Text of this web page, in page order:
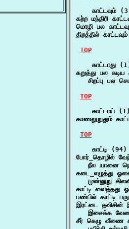
காட்டவும்
கற்ற மந்திரி
மொழி பல
திறத்தில்
TOP
காட்டாது
கறுத்து பல கடிய
சிறப்பு பல
TOP
காட்டாய்
காணலுறுதும்
TOP
    காட்டி (94)
போர்_தொழில்
நீல யானை
கடை_எழுத்து
முன்னுறு
காட்டி
பண்பில் காட்டி
இரட்டை தவிசின்
இசைக்க
சீர் கெழு வீணை